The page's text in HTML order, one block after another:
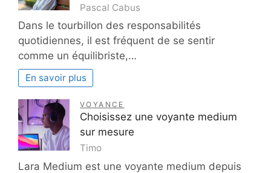
Pascal Cabus
Dans le tourbillon des responsabilités
quotidiennes, il est fréquent de se sentir
comme un équilibriste,…
En savoir plus
VOYANCE
Choisissez une voyante medium
sur mesure
Timo
Lara Medium est une voyante medium depuis